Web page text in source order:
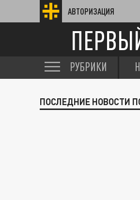
АВТОРИЗАЦИЯ
РУБРИКИ
ПОСЛЕДНИЕ НОВОСТИ